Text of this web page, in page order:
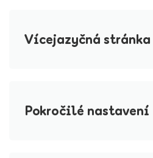
Vícejazyčná stránka
Pokročilé nastavení